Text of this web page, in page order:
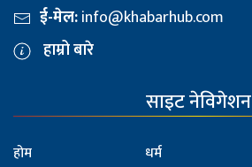
ई-मेल:info@khabarhub.com
हाम्रो बारे
साइट नेविगेशन
होम
धर्म